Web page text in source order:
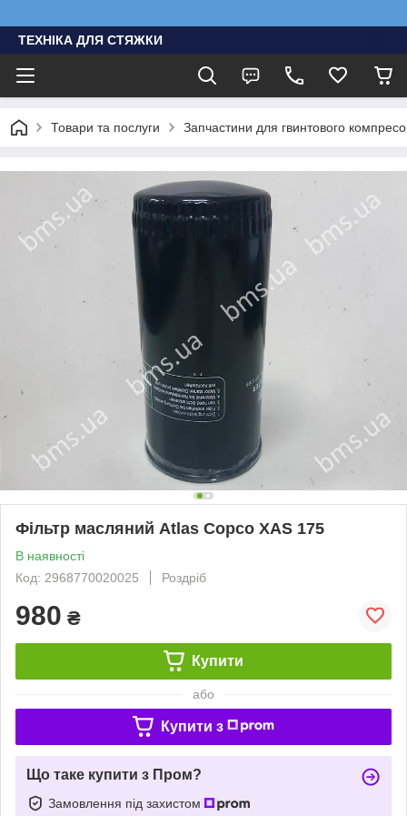
ТЕХНІКА ДЛЯ СТЯЖКИ
Товари та послуги Запчастини для гвинтового
Фільтр масляний Atlas Copco XAS 175
В наявності
Код: 2968770020025
Роздріб
980 ₴
Купити
або
Купити з
Що таке купити з Пром?
Замовлення під захистом